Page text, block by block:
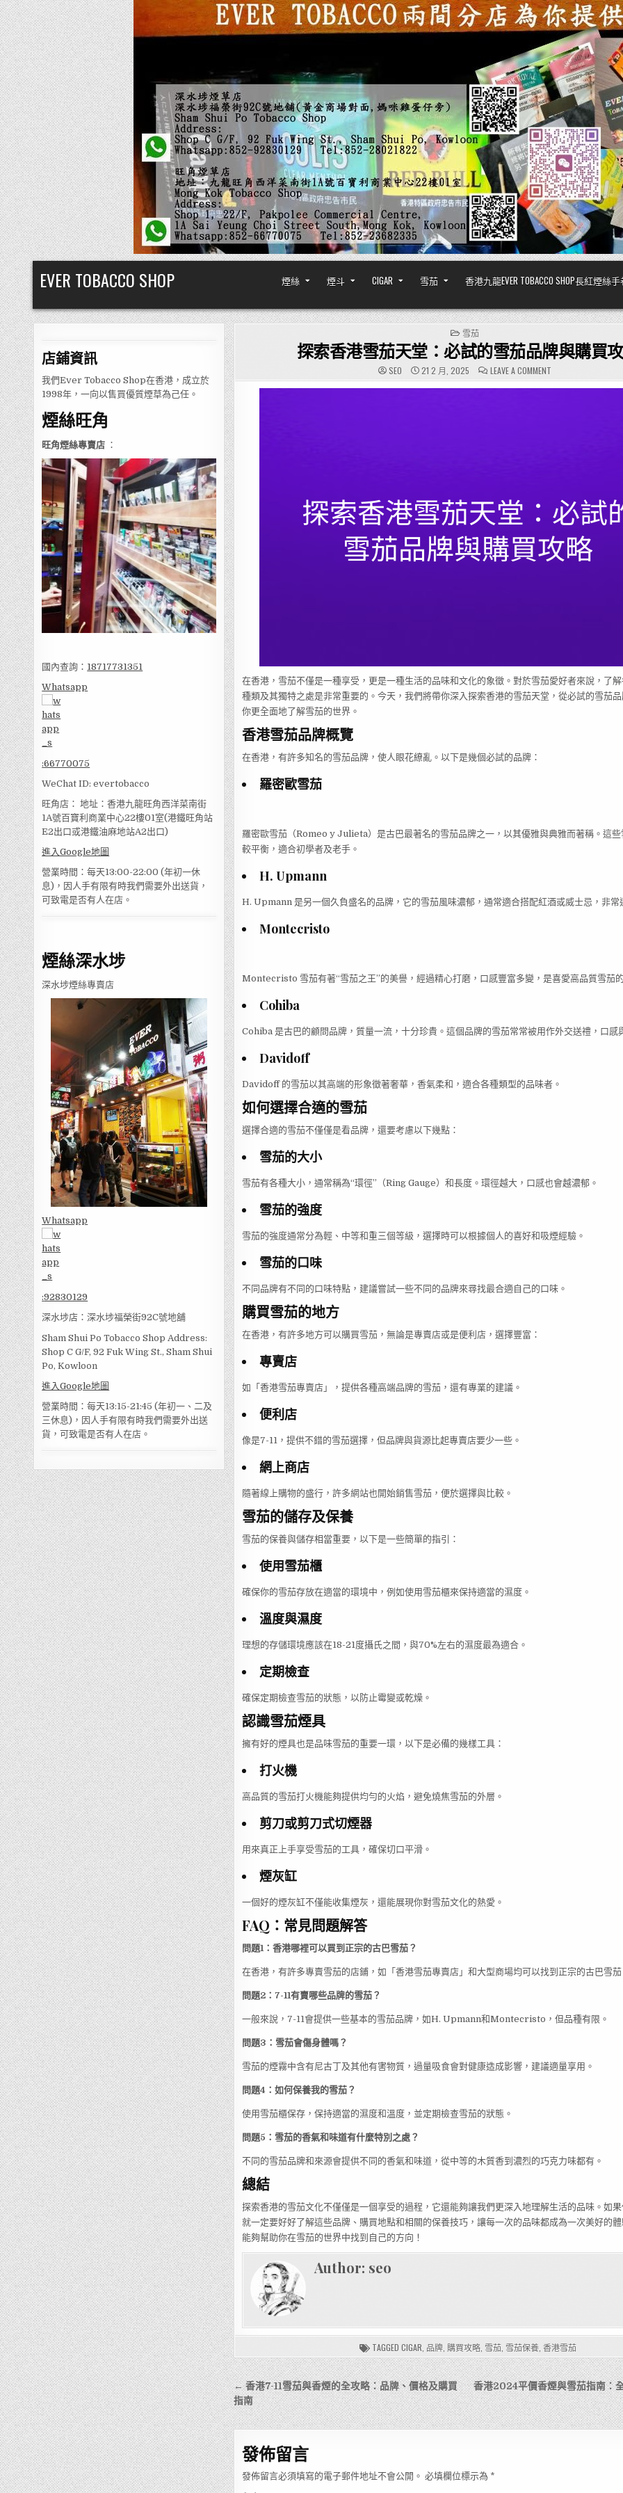
Skip
to
content
EVER TOBACCO SHOP 煙絲 煙斗 CIGAR 雪茄 香港九龍EVER TOBACCO SHOP長紅煙
店鋪資訊
我們Ever Tobacco Shop在香港，成立於
1998年，一向以售買優質煙草為己任。
煙絲旺角
旺角煙絲專賣店 ：
國內查詢： 18717731351
Whatsapp
:66770075
WeChat ID: evertobacco
旺角店： 地址：香港九龍旺角西洋菜南街
1A號百寶利商業中心22樓01室(港鐵旺角站
E2出口或港鐵油麻地站A2出口)
進入Google地圖
營業時間：每天13:00-22:00 (年初一休
息)，因人手有限有時我們需要外出送貨，
可致電是否有人在店。
煙絲深水埗
深水埗煙絲專賣店
Whatsapp
:92830129
深水埗店：深水埗福榮街92C號地舖
Sham Shui Po Tobacco Shop Address:
Shop C G/F, 92 Fuk Wing St., Sham Shui
Po, Kowloon
進入Google地圖
營業時間：每天13:15-21:45 (年初一、二及
三休息)，因人手有限有時我們需要外出送
貨，可致電是否有人在店。
POSTED
IN
雪茄
探索香港雪茄天堂：必試的雪茄品牌與購買
SEO 21 2 月, 2025 LEAVE A COMMENTON
探
索
購
買
略
在香港，雪茄不僅是一種享受，更是一種生活的品味和文化的象徵。對於雪茄愛好者來說，了
種類及其獨特之處是非常重要的。今天，我們將帶你深入探索香港的雪茄天堂，從必試的雪茄
你更全面地了解雪茄的世界。
香港雪茄品牌概覽
在香港，有許多知名的雪茄品牌，使人眼花繚亂。以下是幾個必試的品牌：
羅密歐雪茄
羅密歐雪茄（Romeo y Julieta）是古巴最著名的雪茄品牌之一，以其優雅與典雅而著稱。這些
較平衡，適合初學者及老手。
H. Upmann
H. Upmann 是另一個久負盛名的品牌，它的雪茄風味濃郁，通常適合搭配紅酒或威士忌，非常
Montecristo
Montecristo 雪茄有著“雪茄之王”的美譽，經過精心打磨，口感豐富多變，是喜愛高品質雪茄
Cohiba
Cohiba 是古巴的顧問品牌，質量一流，十分珍貴。這個品牌的雪茄常常被用作外交送禮，口感
Davidoff
Davidoff 的雪茄以其高端的形象徵著奢華，香氣柔和，適合各種類型的品味者。
如何選擇合適的雪茄
選擇合適的雪茄不僅僅是看品牌，還要考慮以下幾點：
雪茄的大小
雪茄有各種大小，通常稱為“環徑”（Ring Gauge）和長度。環徑越大，口感也會越濃郁。
雪茄的強度
雪茄的強度通常分為輕、中等和重三個等級，選擇時可以根據個人的喜好和吸煙經驗。
雪茄的口味
不同品牌有不同的口味特點，建議嘗試一些不同的品牌來尋找最合適自己的口味。
購買雪茄的地方
在香港，有許多地方可以購買雪茄，無論是專賣店或是便利店，選擇豐富：
專賣店
如「香港雪茄專賣店」，提供各種高端品牌的雪茄，還有專業的建議。
便利店
像是7-11，提供不錯的雪茄選擇，但品牌與貨源比起專賣店要少一些。
網上商店
隨著線上購物的盛行，許多網站也開始銷售雪茄，便於選擇與比較。
雪茄的儲存及保養
雪茄的保養與儲存相當重要，以下是一些簡單的指引：
使用雪茄櫃
確保你的雪茄存放在適當的環境中，例如使用雪茄櫃來保持適當的濕度。
溫度與濕度
理想的存儲環境應該在18-21度攝氏之間，與70%左右的濕度最為適合。
定期檢查
確保定期檢查雪茄的狀態，以防止霉變或乾燥。
認識雪茄煙具
擁有好的煙具也是品味雪茄的重要一環，以下是必備的幾樣工具：
打火機
高品質的雪茄打火機能夠提供均勻的火焰，避免燒焦雪茄的外層。
剪刀或剪刀式切煙器
用來真正上手享受雪茄的工具，確保切口平滑。
煙灰缸
一個好的煙灰缸不僅能收集煙灰，還能展現你對雪茄文化的熱愛。
FAQ：常見問題解答
問題1：香港哪裡可以買到正宗的古巴雪茄？
在香港，有許多專賣雪茄的店鋪，如「香港雪茄專賣店」和大型商場均可以找到正宗的古巴雪
問題2：7-11有賣哪些品牌的雪茄？
一般來說，7-11會提供一些基本的雪茄品牌，如H. Upmann和Montecristo，但品種有限。
問題3：雪茄會傷身體嗎？
雪茄的煙霧中含有尼古丁及其他有害物質，過量吸食會對健康造成影響，建議適量享用。
問題4：如何保養我的雪茄？
使用雪茄櫃保存，保持適當的濕度和溫度，並定期檢查雪茄的狀態。
問題5：雪茄的香氣和味道有什麼特別之處？
不同的雪茄品牌和來源會提供不同的香氣和味道，從中等的木質香到濃烈的巧克力味都有。
總結
探索香港的雪茄文化不僅僅是一個享受的過程，它還能夠讓我們更深入地理解生活的品味。如
就一定要好好了解這些品牌、購買地點和相關的保養技巧，讓每一次的品味都成為一次美好的
能夠幫助你在雪茄的世界中找到自己的方向！
Author: seo
TAGGEDCIGAR 品牌 購買攻略 雪茄 雪茄保養 ,香港雪茄
文
章
導
覽
香港2024平價香煙與雪茄指南：
← 香港7-11雪茄與香煙的全攻略：品牌、價格及購買
指南
發佈留言
發佈留言必須填寫的電子郵件地址不會公開。 必填欄位標示為 *